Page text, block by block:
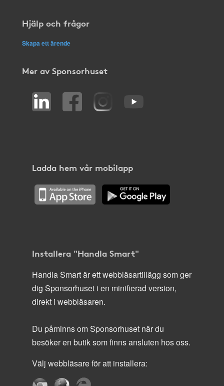
Hjälp och frågor
Skapa ett ärende
Mer av Sponsorhuset
Ladda hem vår mobilapp
Installera "Handla Smart"
Handla Smart är ett webbläsartillägg som ger
dig Sponsorhuset i en minifierad version,
direkt i webbläsaren.
Du påminns om Sponsorhuset när du
besöker en butik som finns ansluten hos oss.
Välj webbläsare för att installera: